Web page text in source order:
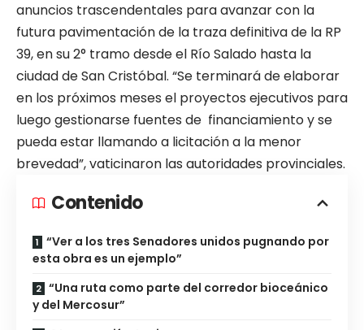
anuncios trascendentales para avanzar con la
futura pavimentación de la traza definitiva de la RP
39, en su 2° tramo desde el Río Salado hasta la
ciudad de San Cristóbal. “Se terminará de elaborar
en los próximos meses el proyectos ejecutivos para
luego gestionarse fuentes de financiamiento y se
pueda estar llamando a licitación a la menor
brevedad”, vaticinaron las autoridades provinciales.
Contenido
“Ver a los tres Senadores unidos pugnando por
esta obra es un ejemplo”
“Una ruta como parte del corredor bioceánico
y del Mercosur”